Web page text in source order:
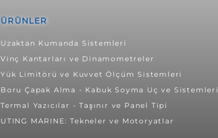
ÜRÜNLER
Uzaktan Kumanda Sistemleri
Vinç Kantarları ve Dinamometreler
Yük Limitörü ve Kuvvet Ölçüm Sistemleri
Boru Çapak Alma - Kabuk Soyma Uç ve Sistemleri
Termal Yazıcılar - Taşınır ve Panel Tipi
UTING MARINE: Tekneler ve Motoryatlar